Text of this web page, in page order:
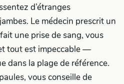
d’étranges
Le médecin prescrit un
une prise de sang, vous
tout est impeccable —
dans la plage de référence.
vous conseille de